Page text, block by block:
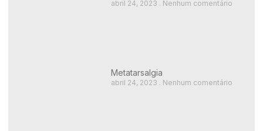
abril 24, 2023 Nenhum comentário
Metatarsalgia
abril 24, 2023 Nenhum comentário